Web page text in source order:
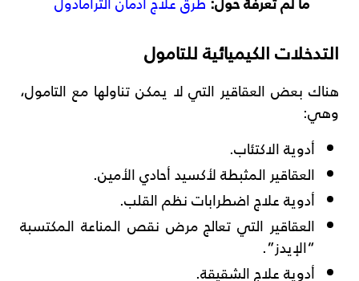
التدخلات الكيميائية للتامول
هناك بعض العقاقير التي لا يمكن تناولها مع التامول،
وهي:
أدوية الاكتئاب.
العقاقير المثبطة لأكسيد أحادي الأمين.
أدوية علاج اضطرابات نظم القلب.
العقاقير التي تعالج مرض نقص المناعة المكتسبة
“الإيدز”.
أدوية علاج الشقيقة.